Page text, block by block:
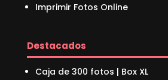
Imprimir Fotos Online
Destacados
Caja de 300 fotos | Box XL